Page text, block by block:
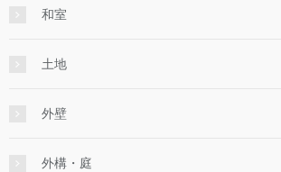
和室
土地
外壁
外構・庭